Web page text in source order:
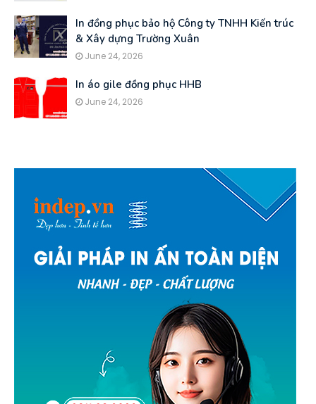
In đồng phục bảo hộ Công ty TNHH Kiến trúc
& Xây dựng Trường Xuân
June 24, 2026
In áo gile đồng phục HHB
June 24, 2026